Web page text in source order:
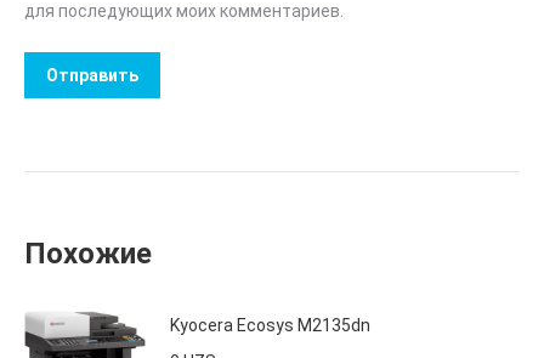
для последующих моих комментариев.
Похожие
Kyocera Ecosys M2135dn